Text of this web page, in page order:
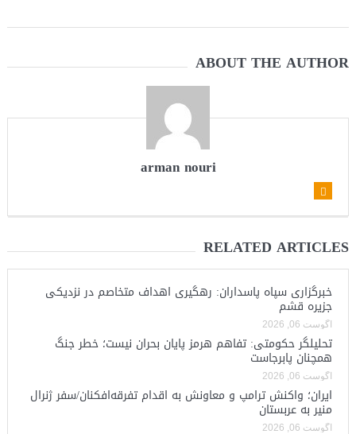
ABOUT THE AUTHOR
arman nouri
RELATED ARTICLES
خبرگزاری سپاه پاسداران: رهگیری اهداف متخاصم در نزدیکی
جزیره قشم
آگوست 06, 2026
تحلیلگر حکومتی: تفاهم هرمز پایان بحران نیست؛ خطر جنگ
همچنان پابرجاست
آگوست 06, 2026
ایران؛ واکنش ترامپ و معاونش به اقدام تفرقه‌افکنان/سفر ژنرال
منیر به عربستان
آگوست 06, 2026